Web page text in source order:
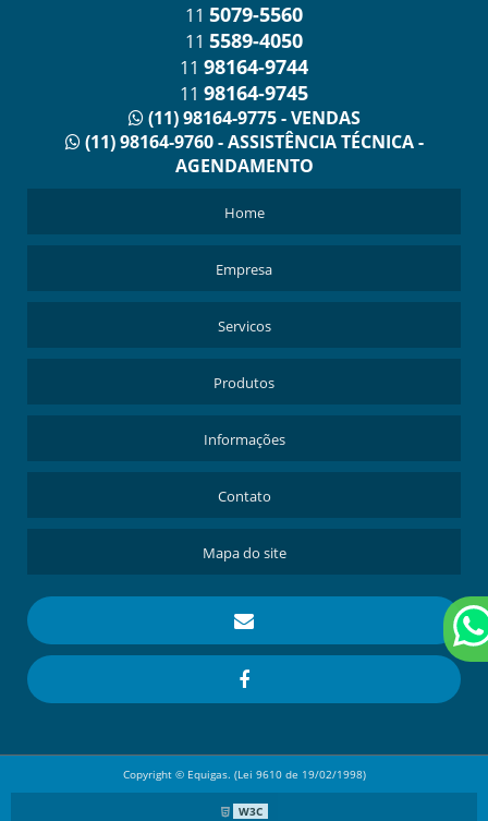
11 5079-5560
11 5589-4050
11 98164-9744
11 98164-9745
(11) 98164-9775 - VENDAS
(11) 98164-9760 - ASSISTÊNCIA TÉCNICA -
AGENDAMENTO
Home
Empresa
Servicos
Produtos
Informações
Contato
Mapa do site
Copyright © Equigas. (Lei 9610 de 19/02/1998)
W3C